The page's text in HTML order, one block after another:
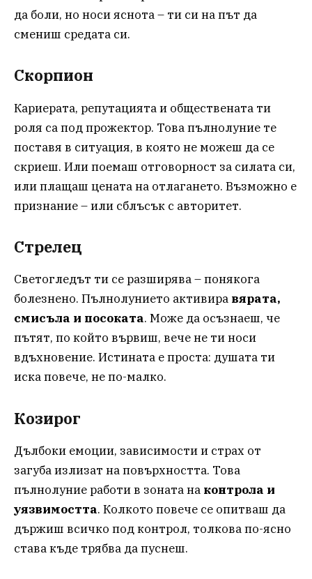
да боли, но носи яснота – ти си на път да
смениш средата си.
Скорпион
Кариерата, репутацията и обществената ти
роля са под прожектор. Това пълнолуние те
поставя в ситуация, в която не можеш да се
скриеш. Или поемаш отговорност за силата си,
или плащаш цената на отлагането. Възможно е
признание – или сблъсък с авторитет.
Стрелец
Светогледът ти се разширява – понякога
болезнено. Пълнолунието активира вярата,
смисъла и посоката. Може да осъзнаеш, че
пътят, по който вървиш, вече не ти носи
вдъхновение. Истината е проста: душата ти
иска повече, не по-малко.
Козирог
Дълбоки емоции, зависимости и страх от
загуба излизат на повърхността. Това
пълнолуние работи в зоната на контрола и
уязвимостта. Колкото повече се опитваш да
държиш всичко под контрол, толкова по-ясно
става къде трябва да пуснеш.